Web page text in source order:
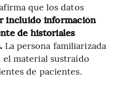
que los datos
incluido información
de historiales
La persona familiarizada
material sustraído
de pacientes.